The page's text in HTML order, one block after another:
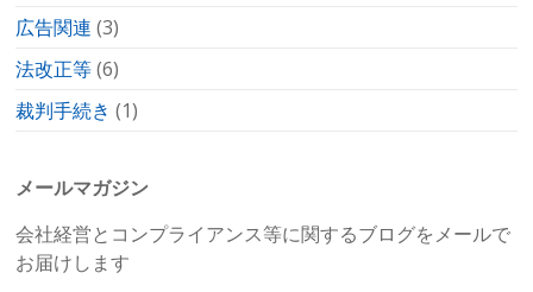
広告関連 (3)
法改正等(6)
裁判手続き (1)
メールマガジン
会社経営とコンプライアンス等に関するブログをメールで
お届けします